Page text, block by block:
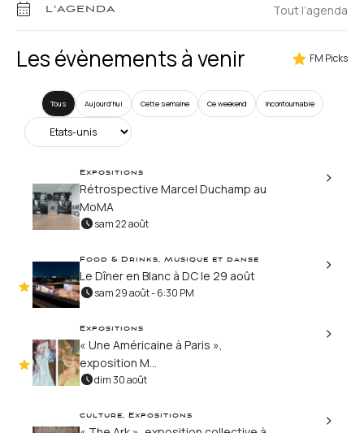
L’AGENDA Tout l’agenda
Les évènements à venir FM Picks
Tous Aujourd’hui Cette semaine Ce weekend Incontournable
Expositions
Rétrospective Marcel Duchamp au
MoMA
sam 22 août
Food & Drinks, Musique et danse
Le Dîner en Blanc à DC le 29 août
sam 29 août - 6:30 PM
Expositions
« Une Américaine à Paris »,
exposition M...
dim 30 août
culture, Expositions